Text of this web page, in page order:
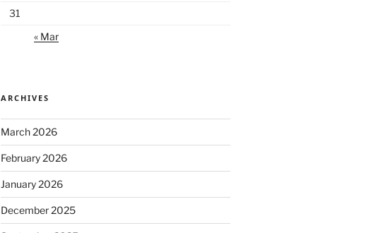
31
« Mar
ARCHIVES
March 2026
February 2026
January 2026
December 2025